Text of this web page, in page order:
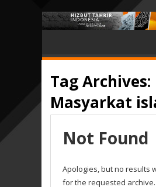
Tag Archives:
Masyarkat
Not Found
Apologies, but no results
for the requested